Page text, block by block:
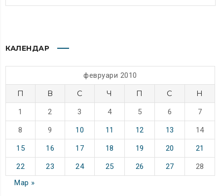
КАЛЕНДАР
февруари 2010
П В С Ч П С Н
1 2 3 4 5 6 7
8 9 10 11 12 13 14
15 16 17 18 19 20 21
22 23 24 25 26 27
28
Мар »